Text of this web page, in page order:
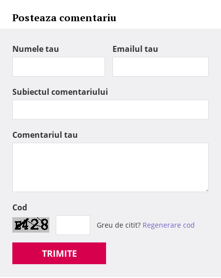
Posteaza comentariu
Numele tau Emailul tau
Subiectul comentariului
Comentariul tau
Cod
Greu de citit? Regenerare cod
TRIMITE